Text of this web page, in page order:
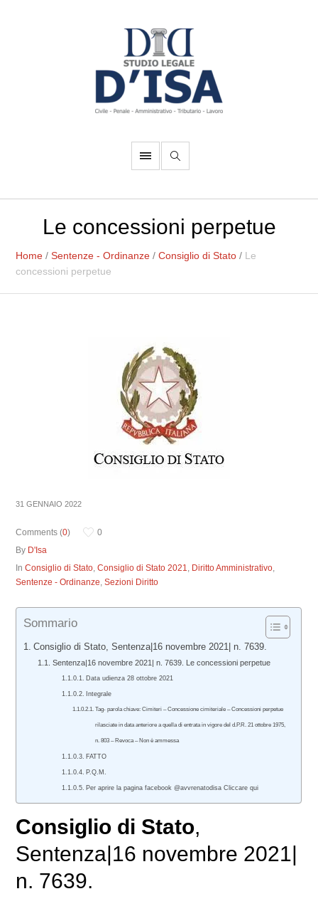
Le concessioni perpetue
Home /Sentenze - Ordinanze /Consiglio di Stato / Le
concessioni perpetue
31 GENNAIO 2022
Comments (0)
0
By D'Isa
InConsiglio di Stato,Consiglio di Stato 2021, Diritto Amministrativo,
Sentenze - Ordinanze,Sezioni Diritto
Sommario
Consiglio di Stato, Sentenza|16 novembre 2021| n. 7639.
Sentenza|16 novembre 2021| n. 7639. Le concessioni perpetue
Data udienza 28 ottobre 2021
Integrale
Tag- parola chiave: Cimiteri – Concessione cimiteriale – Concessioni perpetue
rilasciate in data anteriore a quella di entrata in vigore del d.P.R. 21 ottobre 1975,
n. 803 – Revoca – Non è ammessa
FATTO
P.Q.M.
Per aprire la pagina facebook @avvrenatodisa Cliccare qui
Consiglio di Stato,
Sentenza|16 novembre 2021|
n. 7639.